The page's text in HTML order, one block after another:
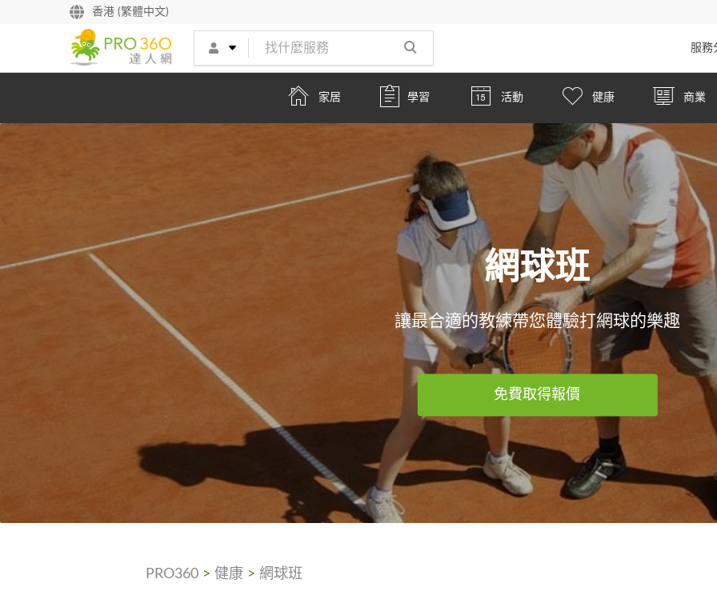
香港 (繁體中文)
服務
找專家 買服務
家居 學習 活動 健康 商業
網球班
讓最合適的教練帶您體驗打網球的樂趣
免費取得報價
PRO360> 健康> 網球班